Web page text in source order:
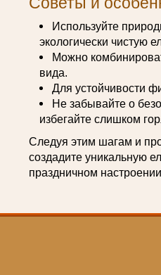
Используйте
экологически чистую
Можно
вида.
Для устойчивости
Не забывайте о
избегайте слишком
Следуя этим шагам и
создадите уникальную
праздничном